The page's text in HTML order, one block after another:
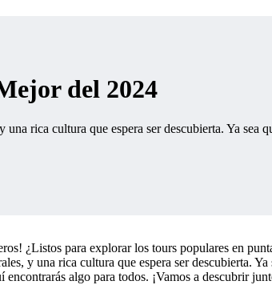
del 2024
rica cultura que espera ser descubierta. Ya
¿Listos para explorar los tours populares en
y una rica cultura que espera ser descubierta.
encontrarás algo para todos. ¡Vamos a descubrir